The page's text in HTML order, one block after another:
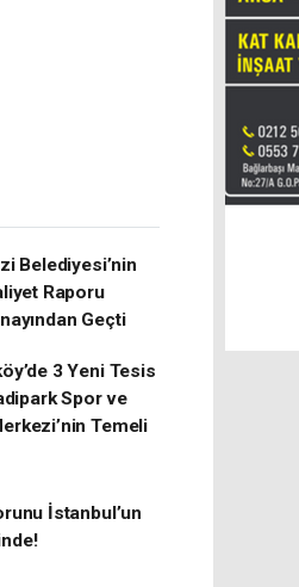
Belediyesi’nin
Raporu
Geçti
3 Yeni Tesis
Spor ve
Temeli
İstanbul’un